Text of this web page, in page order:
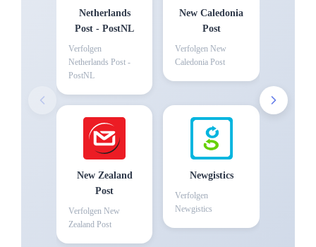
Netherlands
Post - PostNL
Verfolgen
Netherlands Post -
PostNL
New Caledonia
Post
Verfolgen New
Caledonia Post
New Zealand
Post
Verfolgen New
Zealand Post
Newgistics
Verfolgen
Newgistics